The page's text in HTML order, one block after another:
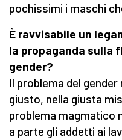
pochissimi i maschi
È ravvisabile un
la propaganda sulla
gender?
Il problema del
giusto, nella giusta
problema magmatico
a parte gli addetti ai